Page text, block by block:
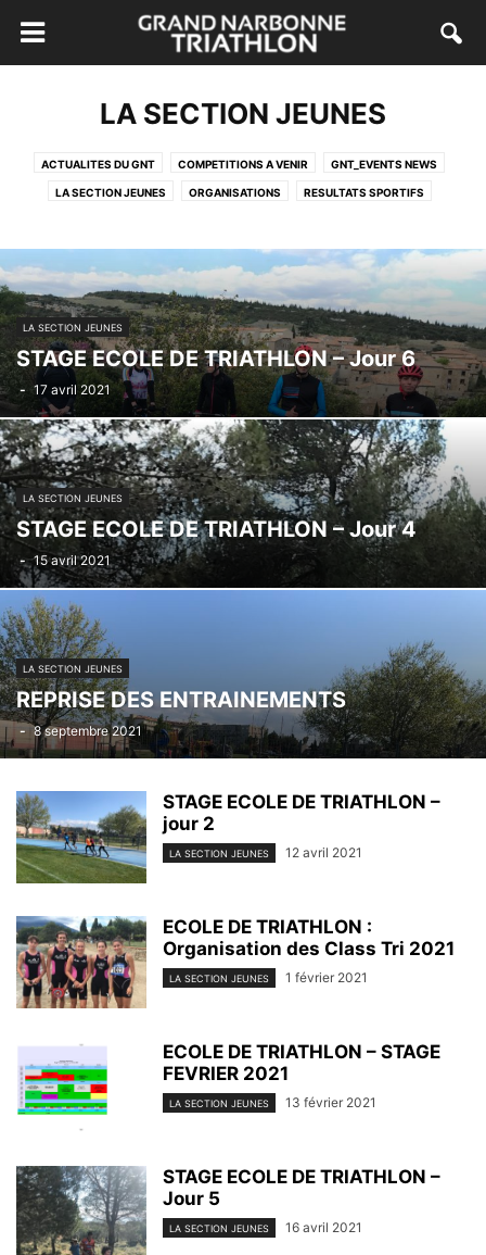
LA SECTION JEUNES
ACTUALITES DU GNT COMPETITIONS A VENIR GNT_EVENTS NEWS
LA SECTION JEUNES ORGANISATIONS RESULTATS SPORTIFS
LA SECTION JEUNES
STAGE ECOLE DE TRIATHLON – Jour 6
- 17 avril 2021
LA SECTION JEUNES
STAGE ECOLE DE TRIATHLON – Jour 4
- 15 avril 2021
LA SECTION JEUNES
REPRISE DES ENTRAINEMENTS
- 8 septembre 2021
STAGE ECOLE DE TRIATHLON –
jour 2
LA SECTION JEUNES 12 avril 2021
ECOLE DE TRIATHLON :
Organisation des Class Tri 2021
LA SECTION JEUNES 1 février 2021
ECOLE DE TRIATHLON – STAGE
FEVRIER 2021
LA SECTION JEUNES 13 février 2021
STAGE ECOLE DE TRIATHLON –
Jour 5
LA SECTION JEUNES 16 avril 2021